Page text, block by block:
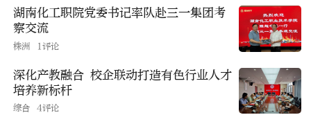
湖南化工职院党委书记率队赴三一集团考
察交流
株洲 1评论
深化产教融合 校企联动打造有色行业人才
培养新标杆
综合 4评论